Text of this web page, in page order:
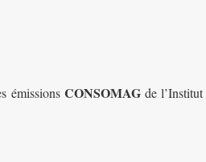
émissions CONSOMAGde